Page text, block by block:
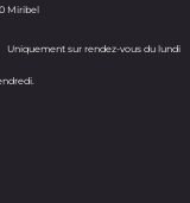
Miribel
Uniquement sur rendez-vous du lundi